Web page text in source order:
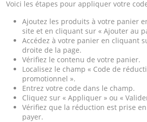
Voici les étapes pour appliquer votre
Ajoutez les produits à votre panier
site et en cliquant sur « Ajouter au
Accédez à votre panier en cliquant
droite de la page.
Vérifiez le contenu de votre panier.
Localisez le champ « Code de
promotionnel ».
Entrez votre code dans le champ.
Cliquez sur « Appliquer » ou «
Vérifiez que la réduction est prise
payer.